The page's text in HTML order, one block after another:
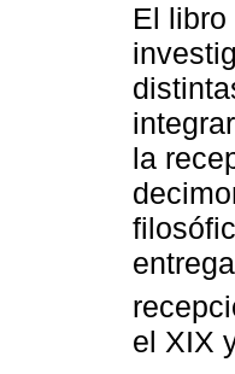
El
la
el XIX